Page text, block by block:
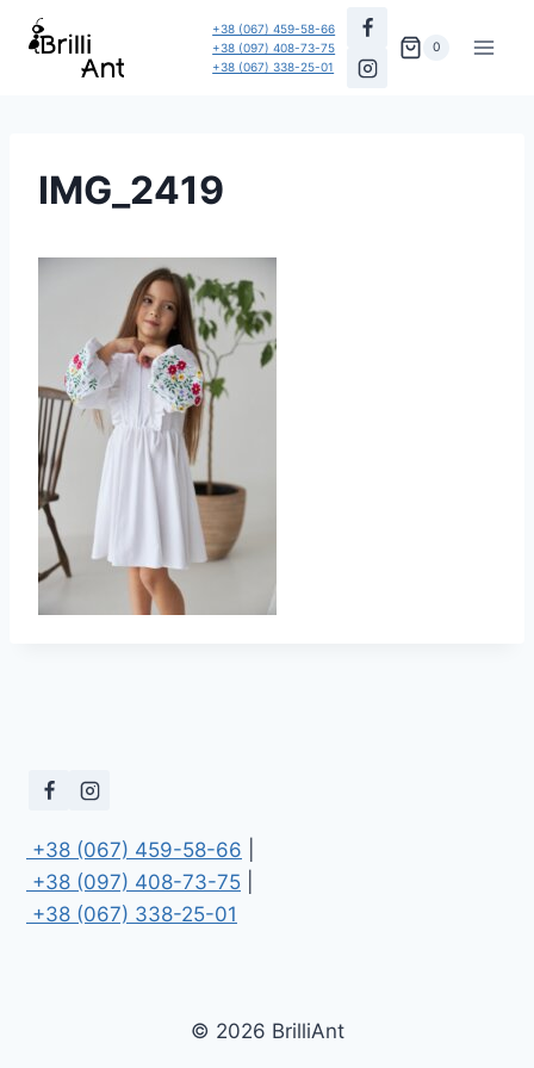
Перейти
+38 (067) 459-58-66
+38 (097) 408-73-75
+38 (067) 338-25-01
0
IMG_2419
+38 (067) 459-58-66
+38 (097) 408-73-75
+38 (067) 338-25-01
© 2026 BrilliAnt